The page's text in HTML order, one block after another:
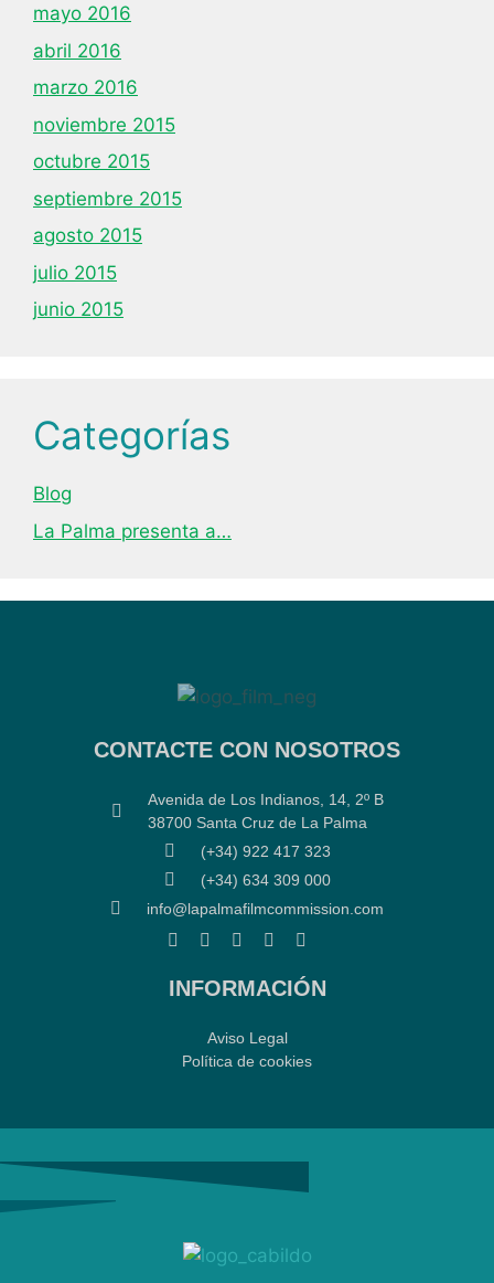
mayo 2016
abril 2016
marzo 2016
noviembre 2015
octubre 2015
septiembre 2015
agosto 2015
julio 2015
junio 2015
Categorías
Blog
La Palma presenta a…
CONTACTE CON NOSOTROS
Avenida de Los Indianos, 14, 2º B
38700 Santa Cruz de La Palma
(+34) 922 417 323
(+34) 634 309 000
info@lapalmafilmcommission.com
INFORMACIÓN
Aviso Legal
Política de cookies